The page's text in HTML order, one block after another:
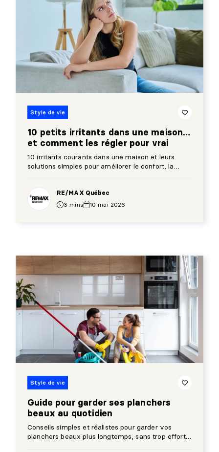
Style de vie
10 petits irritants dans une maison…
et comment les régler pour vrai
10 irritants courants dans une maison et leurs
solutions simples pour améliorer le confort, la
RE/MAX Québec
3 mins
10 mai 2026
Style de vie
Guide pour garder ses planchers
beaux au quotidien
Conseils simples et réalistes pour garder vos
planchers beaux plus longtemps, sans trop effort